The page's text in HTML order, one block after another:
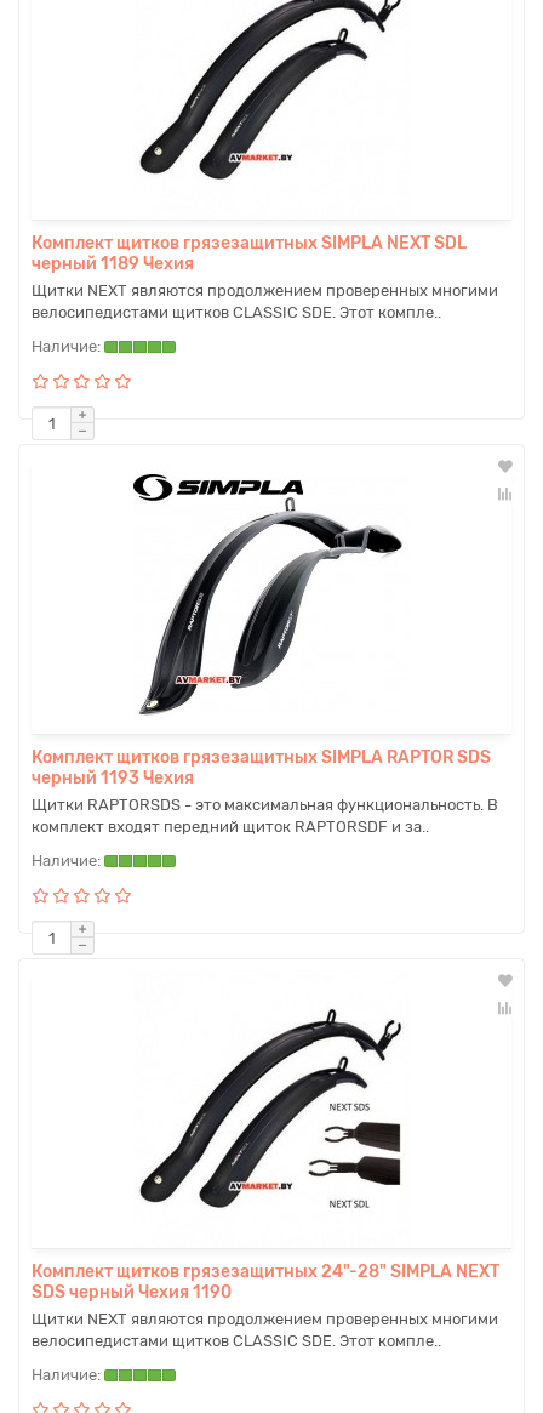
Комплект щитков грязезащитных SIMPLA NEXT SDL
черный 1189 Чехия
Щитки NEXT являются продолжением проверенных многими
велосипедистами щитков CLASSIC SDE. Этот компле..
Комплект щитков грязезащитных SIMPLA RAPTOR SDS
черный 1193 Чехия
Щитки RAPTORSDS - это максимальная функциональность. В
комплект входят передний щиток RAPTORSDF и за..
Комплект щитков грязезащитных 24"-28" SIMPLA NEXT
SDS черный Чехия 1190
Щитки NEXT являются продолжением проверенных многими
велосипедистами щитков CLASSIC SDE. Этот компле..